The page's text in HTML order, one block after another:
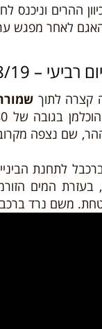
ההרים וניכנס
לאחר מפגש
– 07/08/19
קצרה לתוך
שם נצפה מקרוב
לתחנת
המים
משם נרד